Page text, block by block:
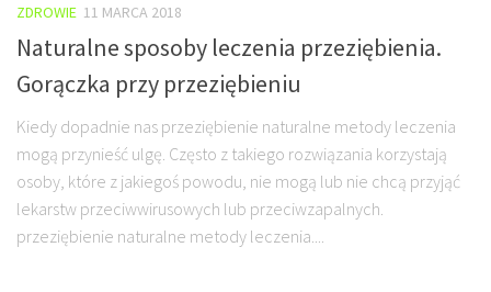
ZDROWIE 11 MARCA 2018
Naturalne sposoby leczenia przeziębienia.
Gorączka przy przeziębieniu
Kiedy dopadnie nas przeziębienie naturalne metody leczenia
mogą przynieść ulgę. Często z takiego rozwiązania korzystają
osoby, które z jakiegoś powodu, nie mogą lub nie chcą przyjąć
lekarstw przeciwwirusowych lub przeciwzapalnych.
przeziębienie naturalne metody leczenia....